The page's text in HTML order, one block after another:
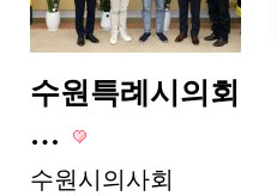
수원특례시의회
…
수원시의사회